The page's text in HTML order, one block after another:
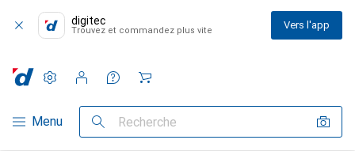
digitec
Trouvez et commandez plus vite Vers l'app
Navigation par catégorie
Menu Recherche
Paramètres
Compte client
Listes de comparaison
Listes d'envies
Panier